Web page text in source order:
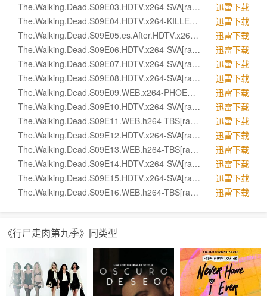
The.Walking.Dead.S09E03.HDTV.x264-SVA[rartv]
迅雷下载
The.Walking.Dead.S09E04.HDTV.x264-KILLERS[rartv]
迅雷下载
The.Walking.Dead.S09E05.es.After.HDTV.x264-CRiMSON[rartv]
迅雷下载
The.Walking.Dead.S09E06.HDTV.x264-SVA[rartv]
迅雷下载
The.Walking.Dead.S09E07.HDTV.x264-SVA[rartv]
迅雷下载
The.Walking.Dead.S09E08.HDTV.x264-SVA[rartv]
迅雷下载
The.Walking.Dead.S09E09.WEB.x264-PHOENiX[eztv].mkv[eztv]
迅雷下载
The.Walking.Dead.S09E10.HDTV.x264-SVA[rartv]
迅雷下载
The.Walking.Dead.S09E11.WEB.h264-TBS[rartv]
迅雷下载
The.Walking.Dead.S09E12.HDTV.x264-SVA[rartv]
迅雷下载
The.Walking.Dead.S09E13.WEB.h264-TBS[rartv]
迅雷下载
The.Walking.Dead.S09E14.HDTV.x264-SVA[rartv]
迅雷下载
The.Walking.Dead.S09E15.HDTV.x264-SVA[rartv]
迅雷下载
The.Walking.Dead.S09E16.WEB.h264-TBS[rartv]
迅雷下载
《行尸走肉第九季》同类型